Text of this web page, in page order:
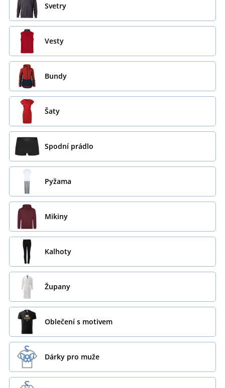
Svetry
Vesty
Bundy
Šaty
Spodní prádlo
Pyžama
Mikiny
Kalhoty
Župany
Oblečení s motivem
Dárky pro muže